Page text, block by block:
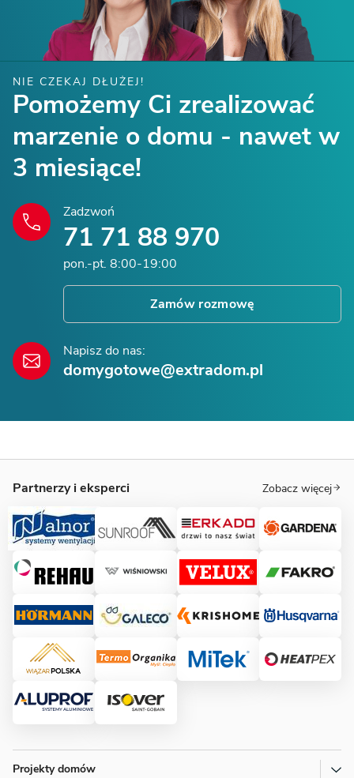
spójny zestaw opcji i wariantów, dzięki czemu
inwestor może porównywać domy w jednym
narzędziu i od razu zobaczyć ich cenę w
wybranej konfiguracji.
podstawie realnych potrzeb inwestorów i jest
częścią kompletnego procesu budowy domu
gotowego oferowanego przez Extradom.pl.
NIE CZEKAJ DŁUŻEJ!
Pomożemy Ci zrealizować
marzenie o domu - nawet w
3 miesiące!
Zadzwoń
71 71 88 970
pon.-pt. 8:00-19:00
Zamów rozmowę
Napisz do nas:
domygotowe@extradom.pl
Partnerzy i eksperci Zobacz więcej
Projekty domów